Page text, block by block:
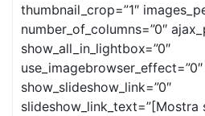
thumbnail_crop=”1″
number_of_columns=”0″
show_all_in_lightbox=”0″
use_imagebrowser_effect=”0″
show_slideshow_link=”0″
slideshow_link_text=”[Mostra